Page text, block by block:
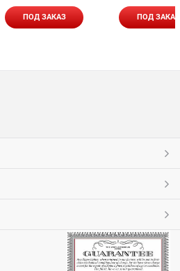
ПОД ЗАКАЗ ПОД ЗАКАЗ